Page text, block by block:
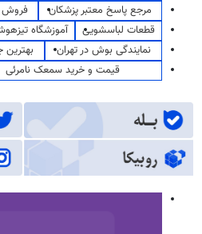
مرجع پاسخ معتبر پزشکان
فروش
قطعات لباسشویی
آموزشگاه
نمایندگی بوش در تهران
بهترین
قیمت و خرید سمعک نامرئی